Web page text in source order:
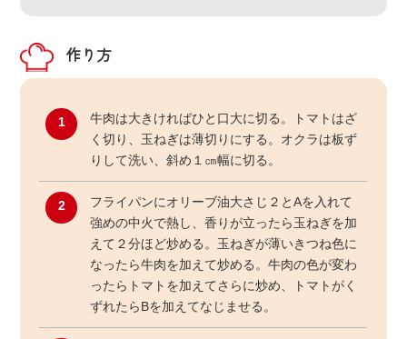
作り方
1
牛肉は大きければひと口大に切る。トマトはざ
く切り、玉ねぎは薄切りにする。オクラは板ず
りして洗い、斜め１㎝幅に切る。
2
フライパンにオリーブ油大さじ２とAを入れて
強めの中火で熱し、香りが立ったら玉ねぎを加
えて２分ほど炒める。玉ねぎが薄いきつね色に
なったら牛肉を加えて炒める。牛肉の色が変わ
ったらトマトを加えてさらに炒め、トマトがく
ずれたらBを加えてなじませる。